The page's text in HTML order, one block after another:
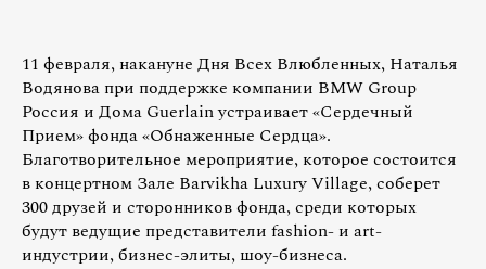
11 февраля, накануне Дня Всех Влюбленных, Наталья
Водянова при поддержке компании BMW Group
Россия и Дома Guerlain устраивает «Сердечный
Прием» фонда «Обнаженные Сердца».
Благотворительное мероприятие, которое состоится
в концертном Зале Barvikha Luxury Village, соберет
300 друзей и сторонников фонда, среди которых
будут ведущие представители fashion- и art-
индустрии, бизнес-элиты, шоу-бизнеса.